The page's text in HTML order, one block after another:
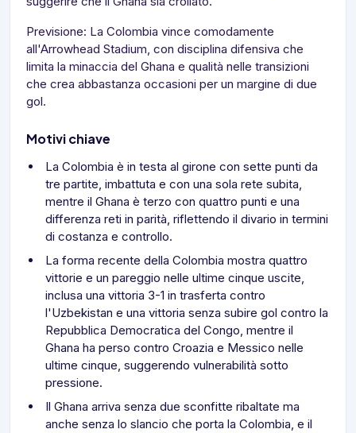
Previsione: La Colombia vince comodamente
all'Arrowhead Stadium, con disciplina difensiva che
limita la minaccia del Ghana e qualità nelle transizioni
che crea abbastanza occasioni per un margine di due
gol.
Motivi chiave
La Colombia è in testa al girone con sette punti da
tre partite, imbattuta e con una sola rete subita,
mentre il Ghana è terzo con quattro punti e una
differenza reti in parità, riflettendo il divario in termini
di costanza e controllo.
La forma recente della Colombia mostra quattro
vittorie e un pareggio nelle ultime cinque uscite,
inclusa una vittoria 3-1 in trasferta contro
l'Uzbekistan e una vittoria senza subire gol contro la
Repubblica Democratica del Congo, mentre il
Ghana ha perso contro Croazia e Messico nelle
ultime cinque, suggerendo vulnerabilità sotto
pressione.
Il Ghana arriva senza due sconfitte ribaltate ma
anche senza lo slancio che porta la Colombia, e il